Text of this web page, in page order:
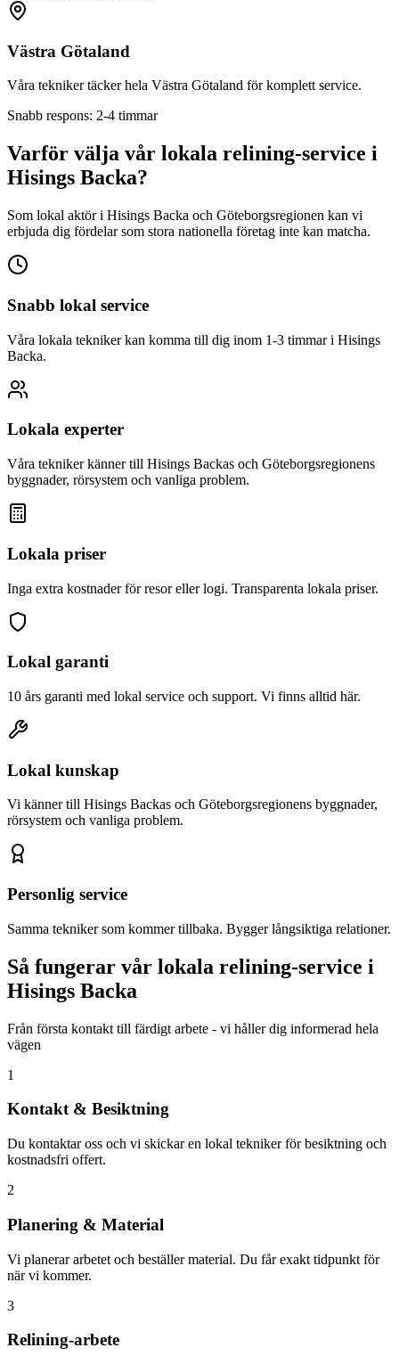
Västra Götaland
Våra tekniker täcker hela Västra Götaland för komplett service.
Snabb respons: 2-4 timmar
Varför välja vår lokala relining-service i
Hisings Backa?
Som lokal aktör i Hisings Backa och Göteborgsregionen kan vi
erbjuda dig fördelar som stora nationella företag inte kan matcha.
Snabb lokal service
Våra lokala tekniker kan komma till dig inom 1-3 timmar i Hisings
Backa.
Lokala experter
Våra tekniker känner till Hisings Backas och Göteborgsregionens
byggnader, rörsystem och vanliga problem.
Lokala priser
Inga extra kostnader för resor eller logi. Transparenta lokala priser.
Lokal garanti
10 års garanti med lokal service och support. Vi finns alltid här.
Lokal kunskap
Vi känner till Hisings Backas och Göteborgsregionens byggnader,
rörsystem och vanliga problem.
Personlig service
Samma tekniker som kommer tillbaka. Bygger långsiktiga relationer.
Så fungerar vår lokala relining-service i
Hisings Backa
Från första kontakt till färdigt arbete - vi håller dig informerad hela
vägen
1
Kontakt & Besiktning
Du kontaktar oss och vi skickar en lokal tekniker för besiktning och
kostnadsfri offert.
2
Planering & Material
Vi planerar arbetet och beställer material. Du får exakt tidpunkt för
när vi kommer.
3
Relining-arbete